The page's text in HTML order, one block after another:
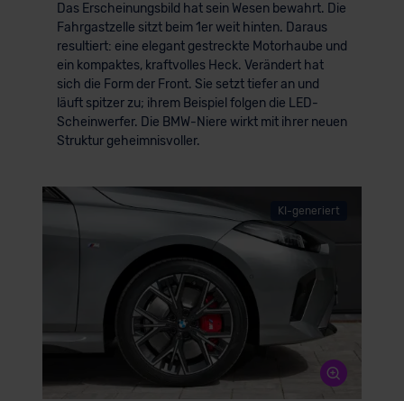
Das Erscheinungsbild hat sein Wesen bewahrt. Die
Fahrgastzelle sitzt beim 1er weit hinten. Daraus
resultiert: eine elegant gestreckte Motorhaube und
ein kompaktes, kraftvolles Heck. Verändert hat
sich die Form der Front. Sie setzt tiefer an und
läuft spitzer zu; ihrem Beispiel folgen die LED-
Scheinwerfer. Die BMW-Niere wirkt mit ihrer neuen
Struktur geheimnisvoller.
KI-generiert